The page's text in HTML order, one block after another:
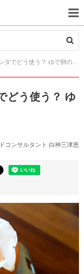
う使う？ ゆで卵のおいしい食べ方
どう使う？ ゆ
コンサルタント 白神三津恵